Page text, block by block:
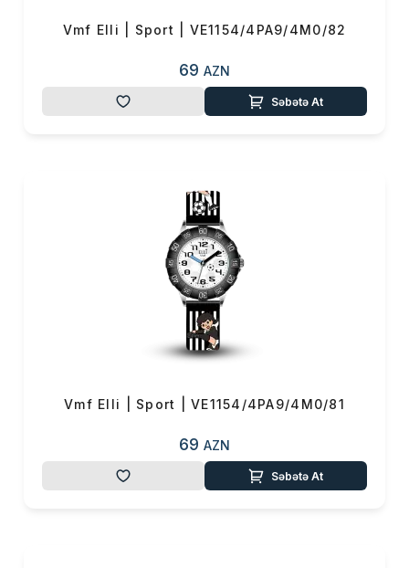
Vmf Elli | Sport | VE1154/4PA9/4M0/82
69 AZN
Səbətə At
Vmf Elli | Sport | VE1154/4PA9/4M0/81
69 AZN
Səbətə At